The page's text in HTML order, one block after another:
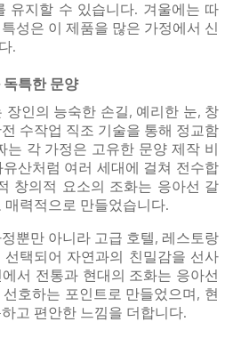
유지할 수 있습니다. 겨울에는 따
성은 이 제품을 많은 가정에서 신
.
특한 문양
장인의 능숙한 손길, 예리한 눈, 창
수작업 직조 기술을 통해 정교함
는 각 가정은 고유한 문양 제작 비
산처럼 여러 세대에 걸쳐 전수합
창의적 요소의 조화는 응아선 갈
력적으로 만들었습니다.
뿐만 아니라 고급 호텔, 레스토랑
택되어 자연과의 친밀감을 선사
서 전통과 현대의 조화는 응아선
호하는 포인트로 만들었으며, 현
고 편안한 느낌을 더합니다.